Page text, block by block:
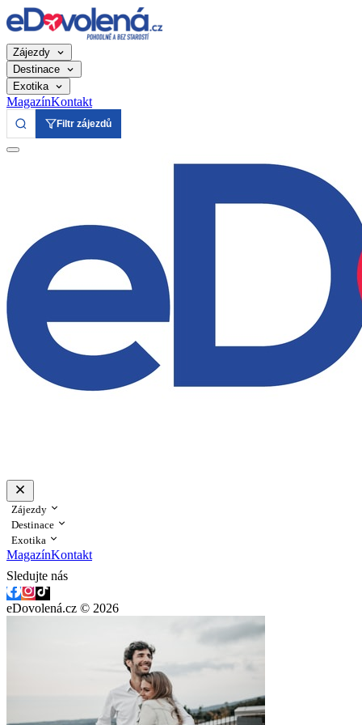
Zájezdy
Destinace
Exotika
MagazínKontakt
Filtr zájezdů
Zájezdy
Destinace
Exotika
MagazínKontakt
Sledujte nás
eDovolená.cz © 2026